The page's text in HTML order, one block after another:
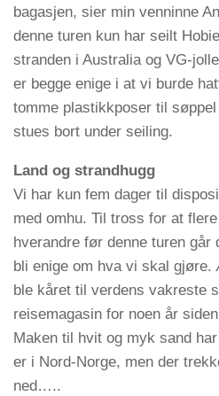
bagasjen, sier min venninne
denne turen kun har seilt
stranden i Australia og VG-
er begge enige i at vi burde
tomme plastikkposer til
stues bort under seiling.
Land og strandhugg
Vi har kun fem dager til
med omhu. Til tross for at
hverandre før denne turen går
bli enige om hva vi skal gjøre.
ble kåret til verdens vakreste
reisemagasin for noen år
Maken til hvit og myk sand
er i Nord-Norge, men der
ned…..